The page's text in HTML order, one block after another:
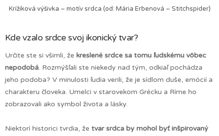
Krížiková výšivka – motív srdca (od: Mária Erbenová – Stitchspider)
Kde vzalo srdce svoj ikonický tvar?
Určite ste si všimli, že kreslené srdce sa tomu ľudskému vôbec
nepodobá. Rozmýšľali ste niekedy nad tým, odkiaľ pochádza
jeho podoba? V minulosti ľudia verili, že je sídlom duše, emócií a
charakteru človeka. Umelci v starovekom Grécku a Ríme ho
zobrazovali ako symbol života a lásky.
Niektorí historici tvrdia, že tvar srdca by mohol byť inšpirovaný